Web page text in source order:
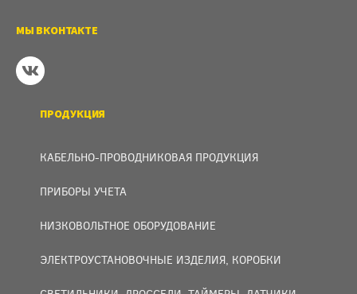
МЫ ВКОНТАКТЕ
ПРОДУКЦИЯ
КАБЕЛЬНО-ПРОВОДНИКОВАЯ ПРОДУКЦИЯ
ПРИБОРЫ УЧЕТА
НИЗКОВОЛЬТНОЕ ОБОРУДОВАНИЕ
ЭЛЕКТРОУСТАНОВОЧНЫЕ ИЗДЕЛИЯ, КОРОБКИ